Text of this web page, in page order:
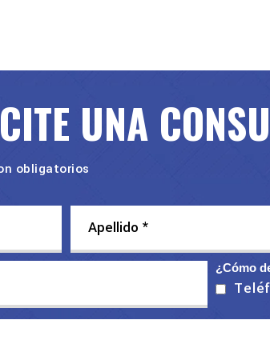
UNA
obligatorios
¿Cómo